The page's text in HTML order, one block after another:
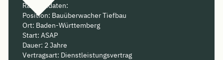
Rahmendaten:
Position: Bauüberwacher Tiefbau
Ort: Baden-Württemberg
Start: ASAP
Dauer: 2 Jahre
Vertragsart: Dienstleistungsvertrag